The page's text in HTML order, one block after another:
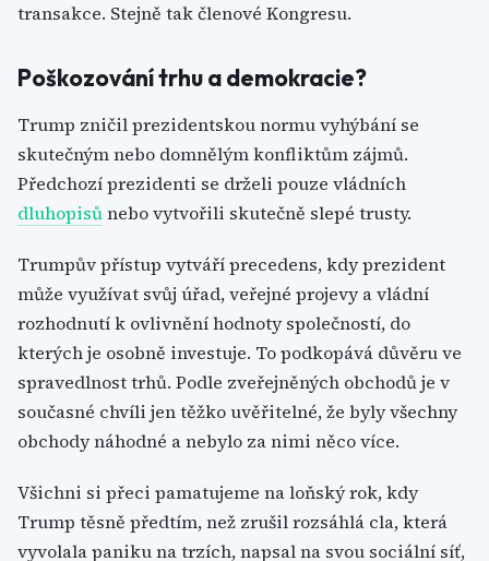
transakce. Stejně tak členové Kongresu.
Poškozování trhu a demokracie?
Trump zničil prezidentskou normu vyhýbání se
skutečným nebo domnělým konfliktům zájmů.
Předchozí prezidenti se drželi pouze vládních
dluhopisůnebo vytvořili skutečně slepé trusty.
Trumpův přístup vytváří precedens, kdy prezident
může využívat svůj úřad, veřejné projevy a vládní
rozhodnutí k ovlivnění hodnoty společností, do
kterých je osobně investuje. To podkopává důvěru ve
spravedlnost trhů. Podle zveřejněných obchodů je v
současné chvíli jen těžko uvěřitelné, že byly všechny
obchody náhodné a nebylo za nimi něco více.
Všichni si přeci pamatujeme na loňský rok, kdy
Trump těsně předtím, než zrušil rozsáhlá cla, která
vyvolala paniku na trzích, napsal na svou sociální síť,